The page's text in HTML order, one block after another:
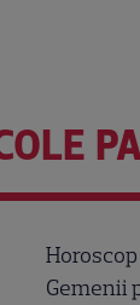
Gemenii